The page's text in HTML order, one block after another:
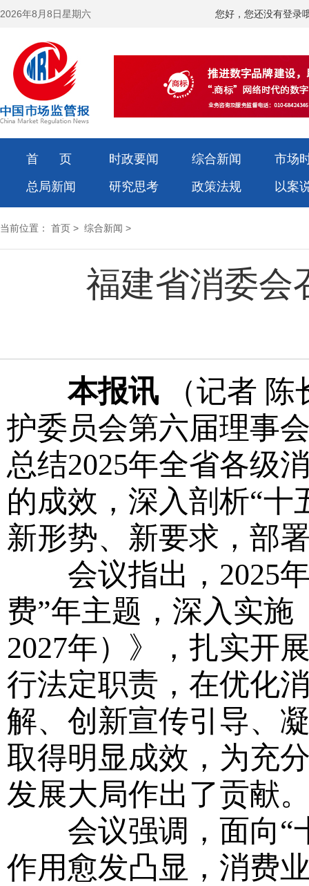
2026年8月8日星期六 您好，您还没有登录
首 页 时政要闻 综合新闻
市场
总局新闻
研究思考 政策法规 以案
当前位置： 首页 > 综合新闻 >
福建省消委会
本报讯 （记者
护委员会第六届理事
总结2025年全省各级
的成效，深入剖析“
新形势、新要求，部
会议指出，2025年
费”年主题，深入实
2027年）》，扎实开
行法定职责，在优化
解、创新宣传引导、
取得明显成效，为充
发展大局作出了贡献
会议强调，面向“
作用愈发凸显，消费